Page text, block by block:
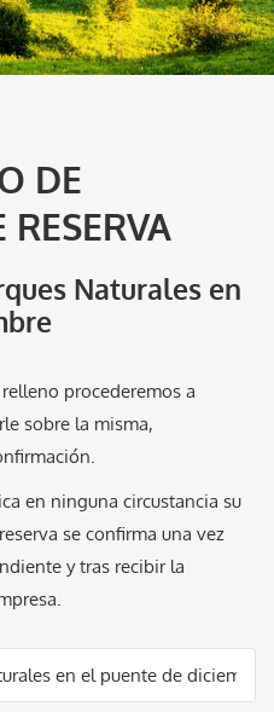
DE
Naturales en
procederemos a
sobre la misma,
en ninguna circustancia su
se confirma una vez
y tras recibir la